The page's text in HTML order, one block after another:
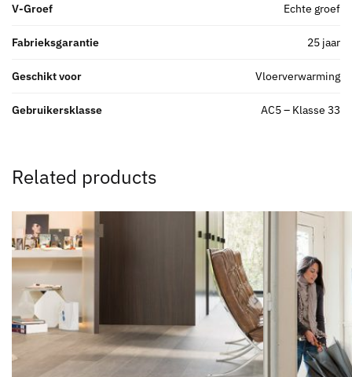
V-Groef Echte groef
Fabrieksgarantie 25 jaar
Geschikt voor Vloerverwarming
Gebruikersklasse AC5 – Klasse 33
Related products